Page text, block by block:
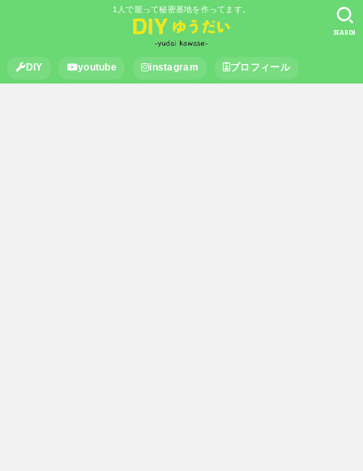
1人で籠って秘密基地を作ってます。
DIY youtube instagram プロフィール
SEARCH